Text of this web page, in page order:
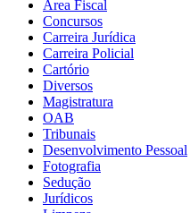
Área Fiscal
Concursos
Carreira Jurídica
Carreira Policial
Cartório
Diversos
Magistratura
OAB
Tribunais
Desenvolvimento Pessoal
Fotografia
Sedução
Jurídicos